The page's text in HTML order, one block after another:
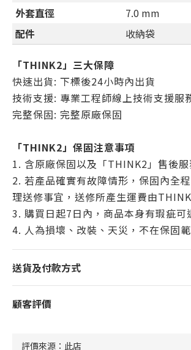
外套直徑
7.0 mm
配件
收納袋
「THINK2」三大保障
快速出貨: 下標後24小時內出貨
技術支援: 專業工程師線上技術支援服
完整保固: 完整原廠保固
「THINK2」保固注意事項
1. 含原廠保固以及「THINK2」售後
2. 若產品確實有故障情形，保固內全
理送修事宜，送修所產生運費由
3. 購買日起7日內，商品本身有瑕疵可
4. 人為損壞、改裝、天災，不在保固範
送貨及付款方式
顧客評價